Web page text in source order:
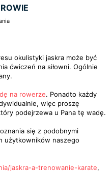
okulistyki jaskra może być
ćwiczeń na siłowni. Ogólnie
na rowerze. Ponadto każdy
więc proszę
podejrzewa u Pana tę wadę.
się z podobnymi
użytkowników naszego
jaskra-a-trenowanie-karate,